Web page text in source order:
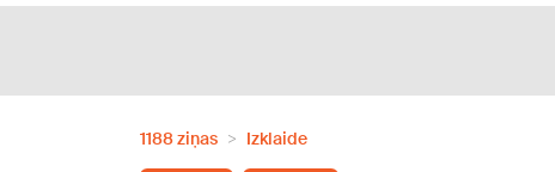
1188 ziņas Izklaide